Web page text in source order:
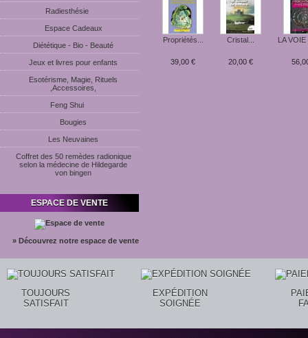
Radiesthésie
Espace Cadeaux
Diététique - Bio - Beauté
Jeux et livres pour enfants
Esotérisme, Magie, Rituels
,Accessoires,
Feng Shui
Bougies
Les Neuvaines
Coffret des 50 remèdes radionique
selon la médecine de Hildegarde
von bingen
ESPACE DE VENTE
» Découvrez notre espace de vente
Propriétés...
39,00 €
Cristal...
20,00 €
LA
TOUJOURS
SATISFAIT
EXPÉDITION
SOIGNÉE